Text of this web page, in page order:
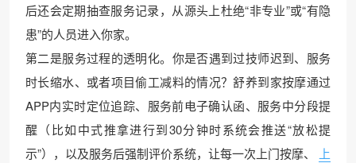
后还会定期抽查服务记录，从源头上杜绝“非专业”或“有隐
患”的人员进入你家。
第二是服务过程的透明化。你是否遇到过技师迟到、服务
时长缩水、或者项目偷工减料的情况？舒养到家按摩通过
APP内实时定位追踪、服务前电子确认函、服务中分段提
醒（比如中式推拿进行到30分钟时系统会推送“放松提
示”），以及服务后强制评价系统，让每一次上门按摩、
上